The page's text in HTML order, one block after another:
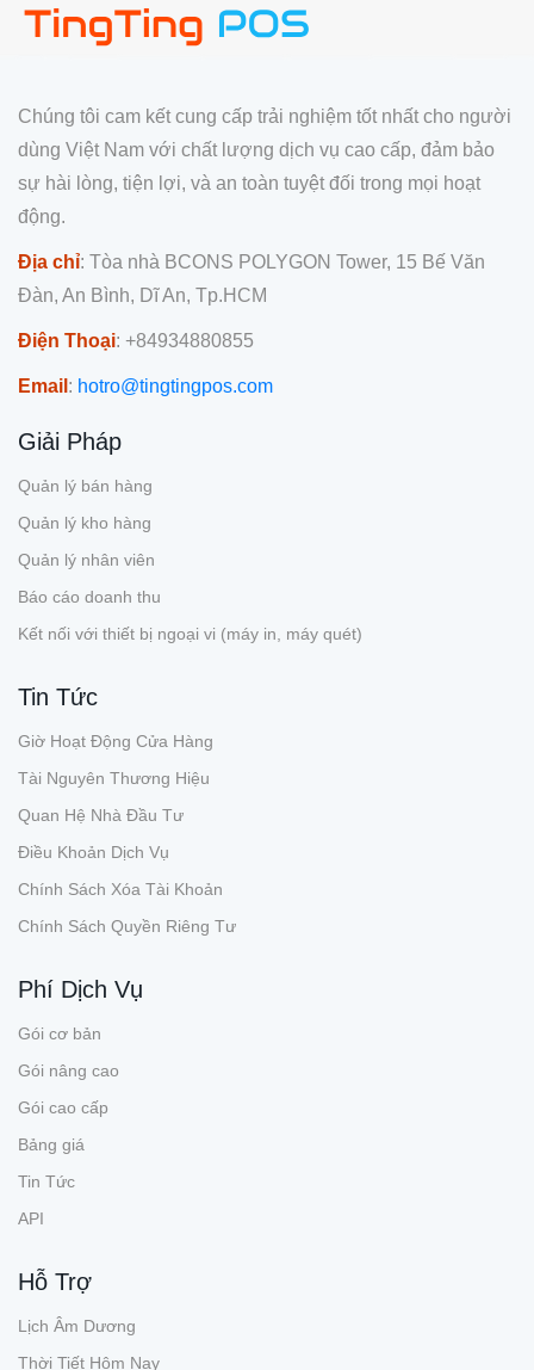
Chúng tôi cam kết cung cấp trải nghiệm tốt nhất cho người
dùng Việt Nam với chất lượng dịch vụ cao cấp, đảm bảo
sự hài lòng, tiện lợi, và an toàn tuyệt đối trong mọi hoạt
động.
Địa chỉ: Tòa nhà BCONS POLYGON Tower, 15 Bế Văn
Đàn, An Bình, Dĩ An, Tp.HCM
Điện Thoại: +84934880855
Email : hotro@tingtingpos.com
Giải Pháp
Quản lý bán hàng
Quản lý kho hàng
Quản lý nhân viên
Báo cáo doanh thu
Kết nối với thiết bị ngoại vi (máy in, máy quét)
Tin Tức
Giờ Hoạt Động Cửa Hàng
Tài Nguyên Thương Hiệu
Quan Hệ Nhà Đầu Tư
Điều Khoản Dịch Vụ
Chính Sách Xóa Tài Khoản
Chính Sách Quyền Riêng Tư
Phí Dịch Vụ
Gói cơ bản
Gói nâng cao
Gói cao cấp
Bảng giá
Tin Tức
API
Hỗ Trợ
Lịch Âm Dương
Thời Tiết Hôm Nay